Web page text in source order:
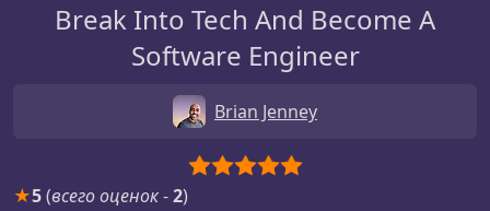
Break Into Tech And Become A
Software Engineer
Brian Jenney
★5(всего оценок-2)